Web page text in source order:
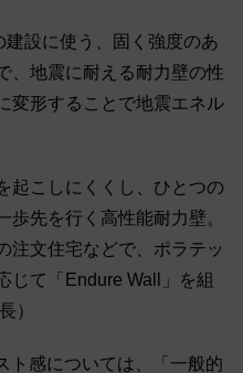
建設に使う、固く強度のあ
、地震に耐える耐力壁の性
変形することで地震エネル
起こしにくくし、ひとつの
先を行く高性能耐力壁。
注文住宅などで、ポラテッ
じて「Endure Wall」を組
）
ト感については、「一般的